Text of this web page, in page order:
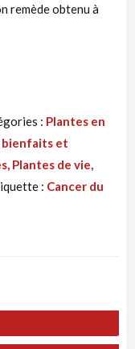
remède obtenu à
: Plantes en
bienfaits et
Plantes de vie,
: Cancer du